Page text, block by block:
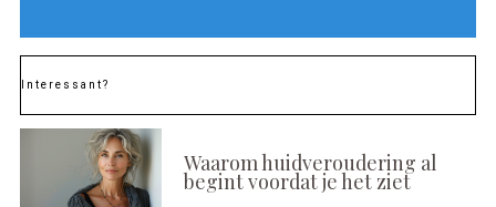
Interessant?
Waarom huidveroudering al
begint voordat je het ziet